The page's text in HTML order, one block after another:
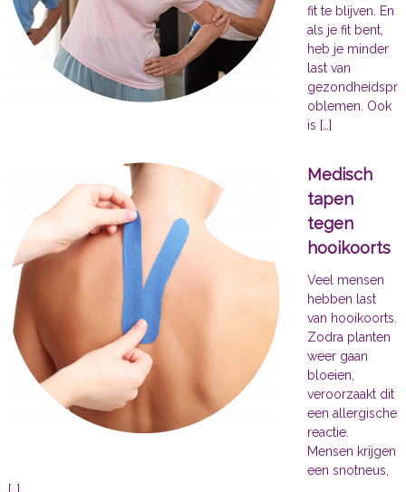
fit te blijven. En
als je fit bent,
heb je minder
last van
gezondheidspr
oblemen. Ook
is […]
Medisch
tapen
tegen
hooikoorts
Veel mensen
hebben last
van hooikoorts.
Zodra planten
weer gaan
bloeien,
veroorzaakt dit
een allergische
reactie.
Mensen krijgen
een snotneus,